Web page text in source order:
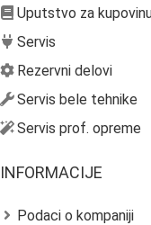
Uputstvo za
Servis
Rezervni delovi
Servis bele tehnike
Servis prof. opreme
INFORMACIJE
Podaci o kompaniji